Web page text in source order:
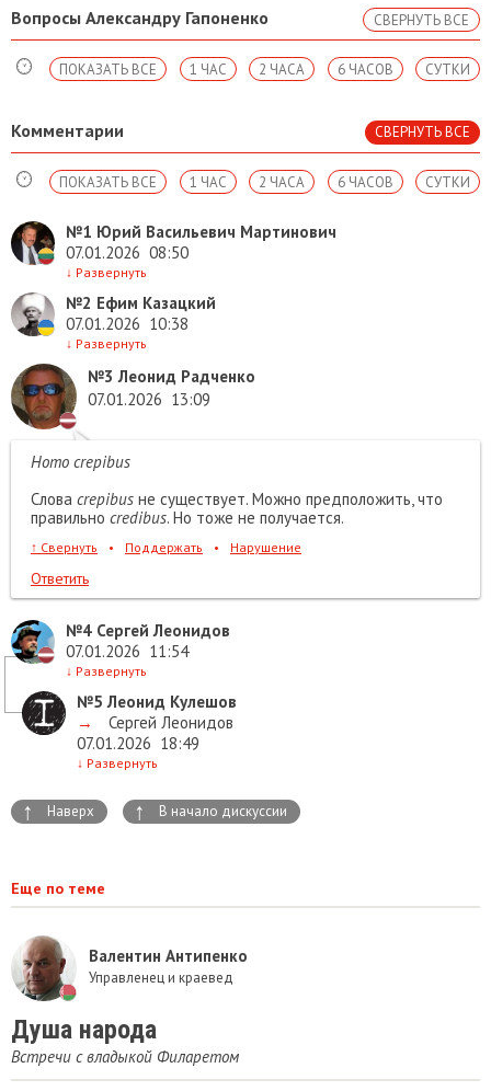
Вопросы Александру Гапоненко СВЕРНУТЬ ВСЕ
СУТКИ
6 ЧАСОВ
2 ЧАСА
1 ЧАС
ПОКАЗАТЬ ВСЕ
Комментарии СВЕРНУТЬ ВСЕ
СУТКИ
6 ЧАСОВ
2 ЧАСА
1 ЧАС
ПОКАЗАТЬ ВСЕ
№1 Юрий Васильевич Мартинович
07.01.2026 08:50
↓ Развернуть
№2 Ефим Казацкий
07.01.2026 10:38
↓ Развернуть
№3 Леонид Радченко
07.01.2026 13:09
Homo crepibus
Слова crepibus не существует. Можно предположить, что
правильно credibus. Но тоже не получается.
↑ Свернуть • Поддержать • Нарушение
Ответить
№4 Сергей Леонидов
07.01.2026 11:54
↓ Развернуть
№5 Леонид Кулешов
→
Сергей Леонидов
07.01.2026 18:49
↓ Развернуть
↑ Наверх ↑ В начало дискуссии
Еще по теме
Валентин Антипенко
Управленец и краевед
Душа народа
Встречи с владыкой Филаретом